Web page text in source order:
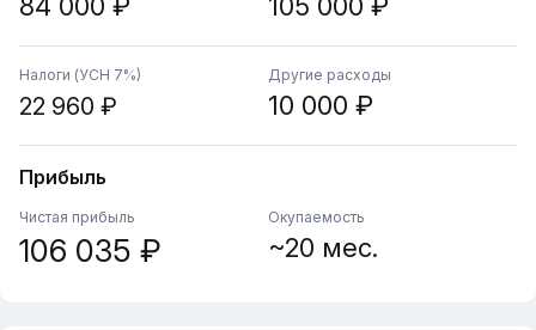
Налоги (УСН 7%)
22 960 ₽
Другие расходы
10 000 ₽
Прибыль
Чистая прибыль
106 035 ₽
Окупаемость
~20 мес.